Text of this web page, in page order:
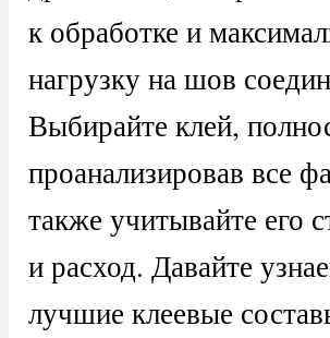
к обработке и
нагрузку на шов
Выбирайте клей,
проанализировав все
также учитывайте его
и расход. Давайте
лучшие клеевые